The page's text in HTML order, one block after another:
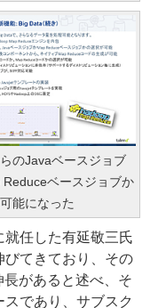
のJavaベースジョブ
Reduceベースジョブか
能になった
任した有延敬三氏
びてきており、その
があると述べ、そ
であり、サブスク